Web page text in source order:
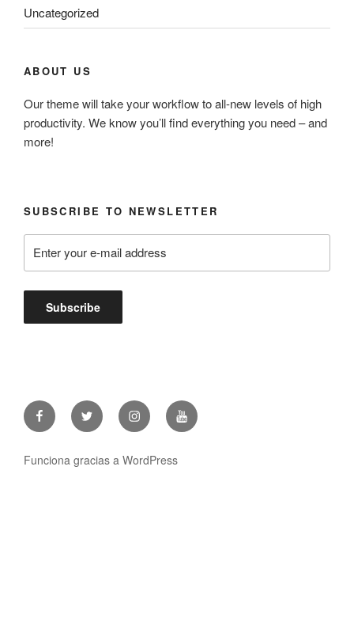
Uncategorized
ABOUT US
Our theme will take your workflow to all-new levels of high
productivity. We know you’ll find everything you need – and
more!
SUBSCRIBE TO NEWSLETTER
FacebookTwitter InstagramYoutube
Funciona gracias a WordPress